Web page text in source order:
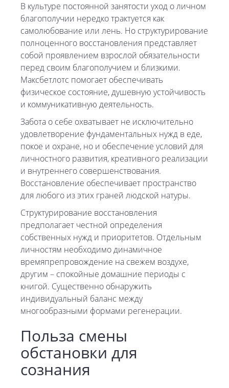
В культуре постоянной занятости уход о личном
благополучии нередко трактуется как
самолюбование или лень. Но структурирование
полноценного восстановления представляет
собой проявлением взрослой обязательности
перед своим благополучием и близкими.
Максбетлотс помогает обеспечивать
физическое состояние, душевную устойчивость
и коммуникативную деятельность.
Забота о себе охватывает не исключительно
удовлетворение фундаментальных нужд в еде,
покое и охране, но и обеспечение условий для
личностного развития, креативного реализации
и внутреннего совершенствования.
Восстановление обеспечивает пространство
для любого из этих граней людской натуры.
Структурирование восстановления
предполагает честной определения
собственных нужд и приоритетов. Отдельным
личностям необходимо динамичное
времяпрепровождение на свежем воздухе,
другим – спокойные домашние периоды с
книгой. Существенно обнаружить
индивидуальный баланс между
многообразными формами регенерации.
Польза смены
обстановки для
сознания